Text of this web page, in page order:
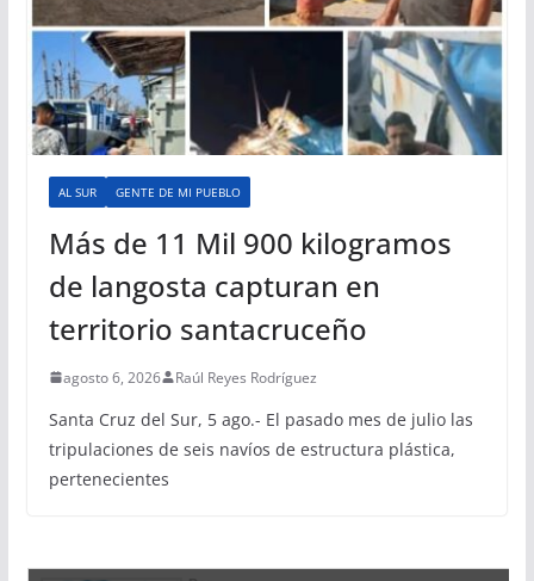
AL SUR GENTE DE MI PUEBLO
Más de 11 Mil 900 kilogramos
de langosta capturan en
territorio santacruceño
agosto 6, 2026 Raúl Reyes Rodríguez
Santa Cruz del Sur, 5 ago.- El pasado mes de julio las
tripulaciones de seis navíos de estructura plástica,
pertenecientes